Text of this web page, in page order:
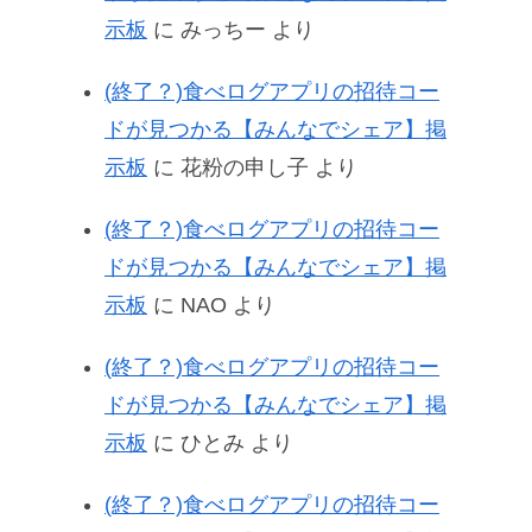
示板 に みっちー より
(終了？)食べログアプリの招待コー
ドが見つかる【みんなでシェア】掲
示板 に 花粉の申し子 より
(終了？)食べログアプリの招待コー
ドが見つかる【みんなでシェア】掲
示板 に NAO より
(終了？)食べログアプリの招待コー
ドが見つかる【みんなでシェア】掲
示板 に ひとみ より
(終了？)食べログアプリの招待コー